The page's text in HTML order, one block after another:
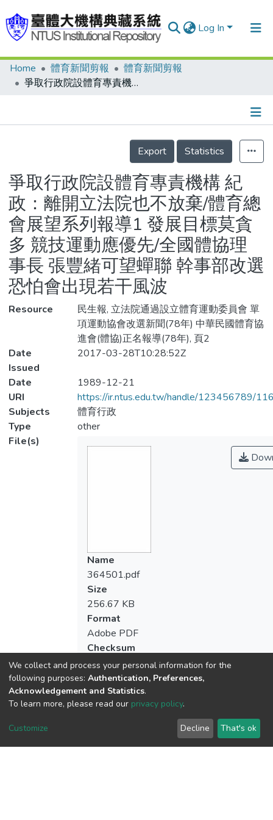
Log In
Communities & Collections
Statistics
Home 體育新聞剪報
體育新聞剪報
爭取行政院設體育專責機構 紀政：離開立法院也不放棄/體育總會展望系列報導1 發展目標莫貪多 競技運動應優先/全國體協理事長 張豐緒可望蟬聯 幹事部改選 恐怕會出現若干風波
Details
Export
Statistics
爭取行政院設體育專責機構 紀
政：離開立法院也不放棄/體育總
會展望系列報導1 發展目標莫貪
多 競技運動應優先/全國體協理
事長 張豐緒可望蟬聯 幹事部改選
恐怕會出現若干風波
Resource
民生報, 立法院通過設立體育運動委員會 單
項運動協會改選新聞(78年) 中華民國體育協
進會(體協)正名報導(78年), 頁2
Date
Issued
2017-03-28T10:28:52Z
Date
1989-12-21
URI
https://ir.ntus.edu.tw/handle/123456789/
Subjects
體育行政
Type
other
File(s)
Name
364501.pdf
Size
256.67 KB
Format
Adobe PDF
Checksum
We collect and process your personal information for the
following purposes: Authentication, Preferences,
Acknowledgement and Statistics.
To learn more, please read our privacy policy.
Customize Decline That's ok